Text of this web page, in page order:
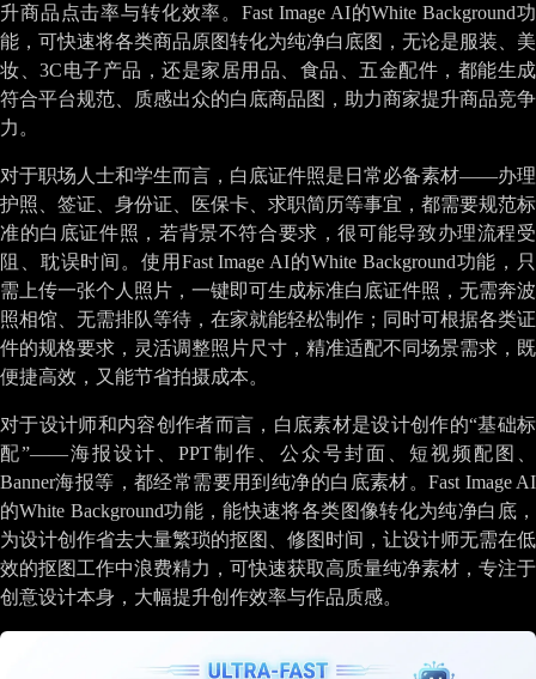
升商品点击率与转化效率。Fast Image AI的White Background功
能，可快速将各类商品原图转化为纯净白底图，无论是服装、美
妆、3C电子产品，还是家居用品、食品、五金配件，都能生成
符合平台规范、质感出众的白底商品图，助力商家提升商品竞争
力。
对于职场人士和学生而言，白底证件照是日常必备素材——办理
护照、签证、身份证、医保卡、求职简历等事宜，都需要规范标
准的白底证件照，若背景不符合要求，很可能导致办理流程受
阻、耽误时间。使用Fast Image AI的White Background功能，只
需上传一张个人照片，一键即可生成标准白底证件照，无需奔波
照相馆、无需排队等待，在家就能轻松制作；同时可根据各类证
件的规格要求，灵活调整照片尺寸，精准适配不同场景需求，既
便捷高效，又能节省拍摄成本。
对于设计师和内容创作者而言，白底素材是设计创作的“基础标
配”——海报设计、PPT制作、公众号封面、短视频配图、
Banner海报等，都经常需要用到纯净的白底素材。Fast Image AI
的White Background功能，能快速将各类图像转化为纯净白底，
为设计创作省去大量繁琐的抠图、修图时间，让设计师无需在低
效的抠图工作中浪费精力，可快速获取高质量纯净素材，专注于
创意设计本身，大幅提升创作效率与作品质感。